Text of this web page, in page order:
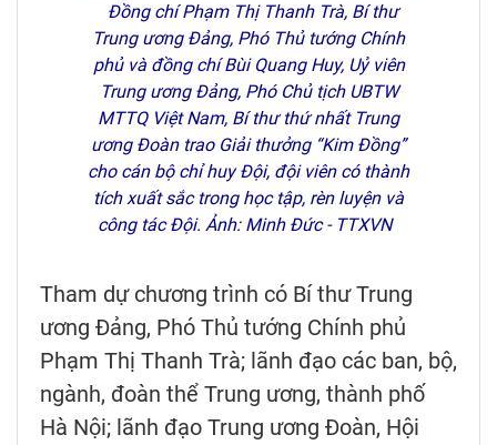
Đồng chí Phạm Thị Thanh Trà, Bí thư
Trung ương Đảng, Phó Thủ tướng Chính
phủ và đồng chí Bùi Quang Huy, Uỷ viên
Trung ương Đảng, Phó Chủ tịch UBTW
MTTQ Việt Nam, Bí thư thứ nhất Trung
ương Đoàn trao Giải thưởng “Kim Đồng”
cho cán bộ chỉ huy Đội, đội viên có thành
tích xuất sắc trong học tập, rèn luyện và
công tác Đội. Ảnh: Minh Đức - TTXVN
Tham dự chương trình có Bí thư Trung
ương Đảng, Phó Thủ tướng Chính phủ
Phạm Thị Thanh Trà; lãnh đạo các ban, bộ,
ngành, đoàn thể Trung ương, thành phố
Hà Nội; lãnh đạo Trung ương Đoàn, Hội